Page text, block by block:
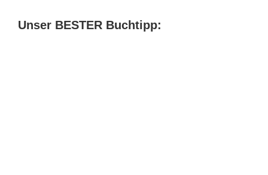
Unser BESTER Buchtipp: